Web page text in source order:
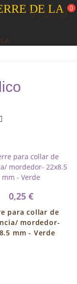
DE LA
0
0,25 €
para collar de
mordedor-
mm - Verde